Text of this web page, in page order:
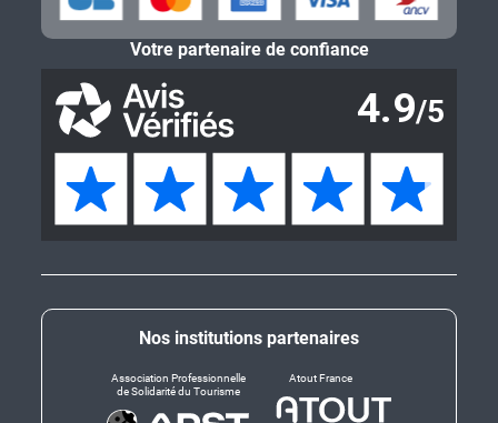
Nos institutions partenaires
Association Professionnelle
de Solidarité du Tourisme
Atout France
Votre partenaire de confiance